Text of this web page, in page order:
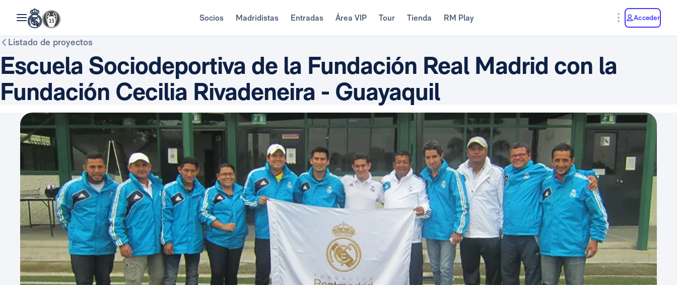
Socios Madridistas Entradas Área VIP Tour Tienda RM Play Acceder
Listado de proyectos
Escuela Sociodeportiva de la Fundación Real Madrid con la
Fundación Cecilia Rivadeneira - Guayaquil